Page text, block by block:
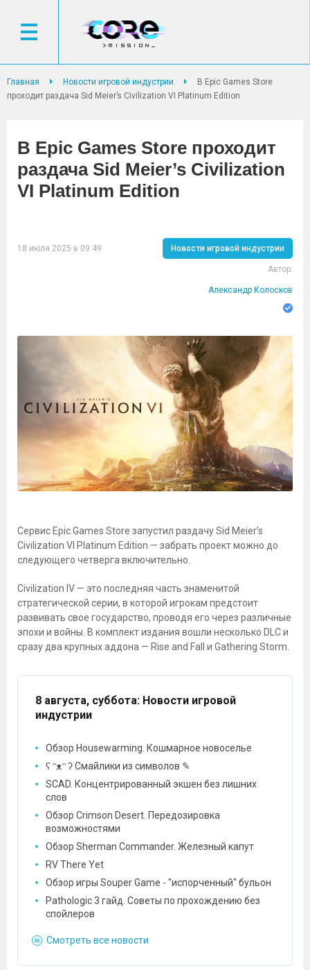
Главная Новости игровой индустрии
В Epic Games Store
проходит раздача Sid Meier’s Civilization VI Platinum Edition
В Epic Games Store проходит
раздача Sid Meier’s Civilization
VI Platinum Edition
18 июля 2025 в 09:49 Новости игровой индустрии
Автор:
Александр Колосков
Сервис Epic Games Store запустил раздачу Sid Meier’s
Civilization VI Platinum Edition — забрать проект можно до
следующего четверга включительно.
Civilization IV — это последняя часть знаменитой
стратегической серии, в которой игрокам предстоит
развивать свое государство, проводя его через различные
эпохи и войны. В комплект издания вошли несколько DLC и
сразу два крупных аддона — Rise and Fall и Gathering Storm.
8 августа, суббота: Новости игровой
индустрии
Обзор Housewarming. Кошмарное новоселье
ʕ ᵔᴥᵔ ʔ Смайлики из символов ✎
SCAD. Концентрированный экшен без лишних
слов
Обзор Crimson Desert. Передозировка
возможностями
Обзор Sherman Commander. Железный капут
RV There Yet
Обзор игры Souper Game - "испорченный" бульон
Pathologic 3 гайд. Советы по прохождению без
спойлеров
Смотреть все новости